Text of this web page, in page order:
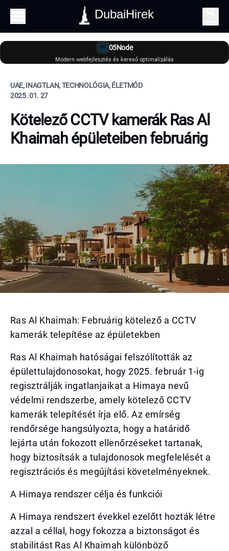
DubaiHirek
05Node
Modern webfejlesztés és kereső optimalizálás
UAE, INAGTLAN, TECHNOLÓGIA, ÉLETMÓD
2025. 01. 27
Kötelező CCTV kamerák Ras Al
Khaimah épületeiben februárig
Ras Al Khaimah: Februárig kötelező a CCTV
kamerák telepítése az épületekben
Ras Al Khaimah hatóságai felszólították az
épülettulajdonosokat, hogy 2025. február 1-ig
regisztrálják ingatlanjaikat a Himaya nevű
védelmi rendszerbe, amely kötelező CCTV
kamerák telepítését írja elő. Az emírség
rendőrsége hangsúlyozta, hogy a határidő
lejárta után fokozott ellenőrzéseket tartanak,
hogy biztosítsák a tulajdonosok megfelelését a
regisztrációs és megújítási követelményeknek.
A Himaya rendszer célja és funkciói
A Himaya rendszert évekkel ezelőtt hozták létre
azzal a céllal, hogy fokozza a biztonságot és
stabilitást Ras Al Khaimah különböző